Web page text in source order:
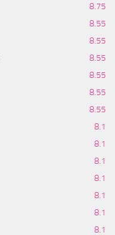
8.75
8.55
8.55
8.55
8.55
8.55
8.55
8.1
8.1
8.1
8.1
8.1
8.1
8.1